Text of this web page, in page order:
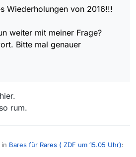
Wiederholungen von 2016!!!
weiter mit meiner Frage?
Bitte mal genauer
rum.
in Bares für Rares ( ZDF um 15.05 Uhr):